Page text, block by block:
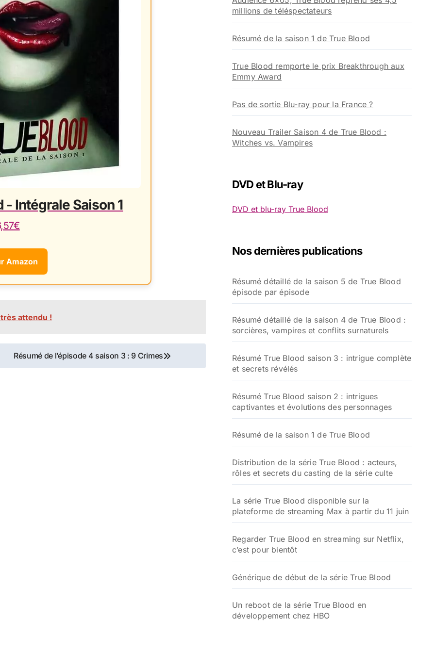
Intégrale Saison 1
Amazon
attendu !
Résumé de l’épisode 4 saison 3 : 9 Crimes
millions de téléspectateurs
Résumé de la saison 1 de True Blood
True Blood remporte le prix Breakthrough aux
Emmy Award
Pas de sortie Blu-ray pour la France ?
Nouveau Trailer Saison 4 de True Blood :
Witches vs. Vampires
DVD et Blu-ray
DVD et blu-ray True Blood
Nos dernières publications
Résumé détaillé de la saison 5 de True Blood
épisode par épisode
Résumé détaillé de la saison 4 de True Blood :
sorcières, vampires et conflits surnaturels
Résumé True Blood saison 3 : intrigue complète
et secrets révélés
Résumé True Blood saison 2 : intrigues
captivantes et évolutions des personnages
Résumé de la saison 1 de True Blood
Distribution de la série True Blood : acteurs,
rôles et secrets du casting de la série culte
La série True Blood disponible sur la
plateforme de streaming Max à partir du 11 juin
Regarder True Blood en streaming sur Netflix,
c’est pour bientôt
Générique de début de la série True Blood
Un reboot de la série True Blood en
développement chez HBO